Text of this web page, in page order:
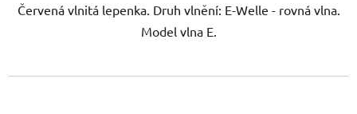
Červená vlnitá lepenka. Druh vlnění: E-Welle - rovná vlna.
Model vlna E.